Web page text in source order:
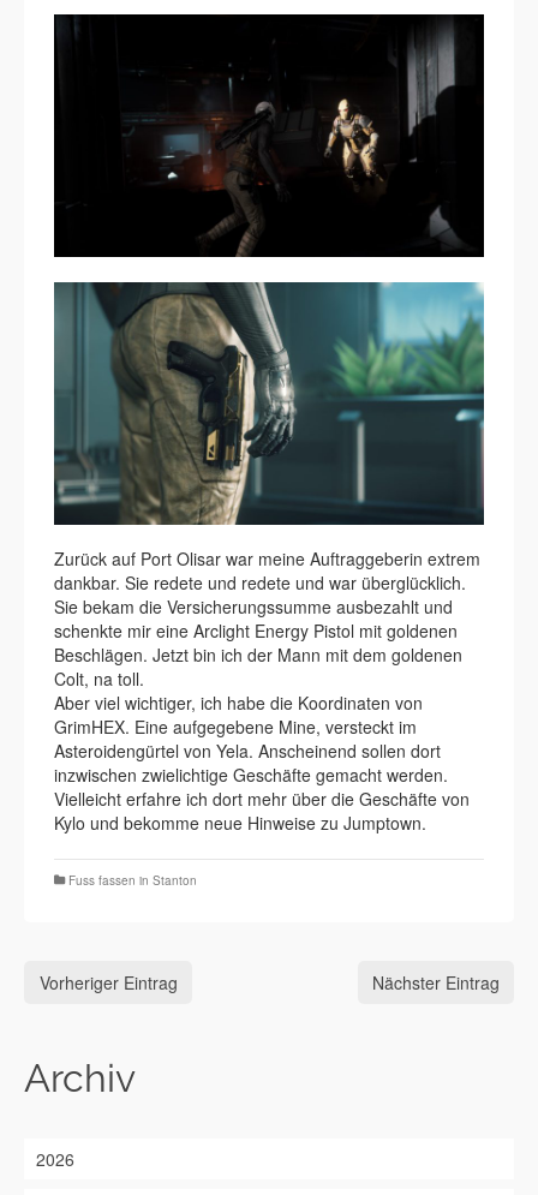
Zurück auf Port Olisar war meine Auftraggeberin extrem
dankbar. Sie redete und redete und war überglücklich.
Sie bekam die Versicherungssumme ausbezahlt und
schenkte mir eine Arclight Energy Pistol mit goldenen
Beschlägen. Jetzt bin ich der Mann mit dem goldenen
Colt, na toll.
Aber viel wichtiger, ich habe die Koordinaten von
GrimHEX. Eine aufgegebene Mine, versteckt im
Asteroidengürtel von Yela. Anscheinend sollen dort
inzwischen zwielichtige Geschäfte gemacht werden.
Vielleicht erfahre ich dort mehr über die Geschäfte von
Kylo und bekomme neue Hinweise zu Jumptown.
Fuss fassen in Stanton
Vorheriger Eintrag Nächster Eintrag
Archiv
2026